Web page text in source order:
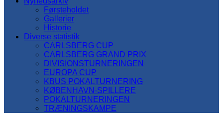
Førsteholdet
Gallerier
Historie
Diverse statistik
CARLSBERG CUP
CARLSBERG GRAND PRIX
DIVISIONSTURNERINGEN
EUROPA CUP
KBUS POKALTURNERING
KØBENHAVN-SPILLERE
POKALTURNERINGEN
TRÆNINGSKAMPE